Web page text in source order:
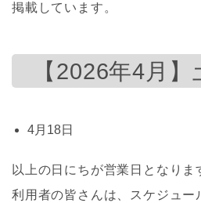
掲載しています。
【2026年4月】
4月18日
以上の日にちが営業日となりま
利用者の皆さんは、スケジュー